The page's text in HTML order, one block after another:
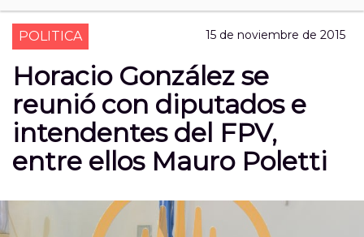
POLITICA 15 de noviembre de 2015
Horacio González se
reunió con diputados e
intendentes del FPV,
entre ellos Mauro Poletti